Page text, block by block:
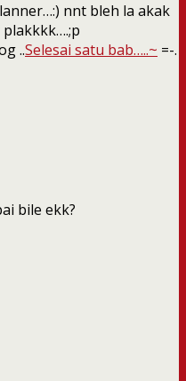
nnt bleh la akak
..Selesai satu bab…..~ =-.
bile ekk?